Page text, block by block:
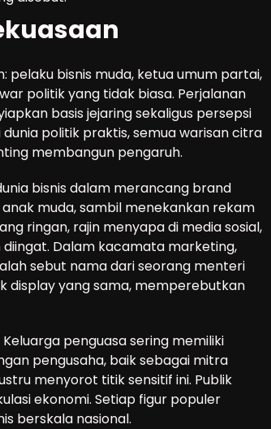
pelaku bisnis muda, ketua umum partai,
politik yang tidak biasa. Perjalanan
basis jejaring sekaligus persepsi
politik praktis, semua warisan citra
membangun pengaruh.
bisnis dalam merancang brand
muda, sambil menekankan rekam
ringan, rajin menyapa di media sosial,
Dalam kacamata marketing,
sebut nama dari seorang menteri
display yang sama, memperebutkan
penguasa sering memiliki
pengusaha, baik sebagai mitra
menyorot titik sensitif ini. Publik
ekonomi. Setiap figur populer
berskala nasional.